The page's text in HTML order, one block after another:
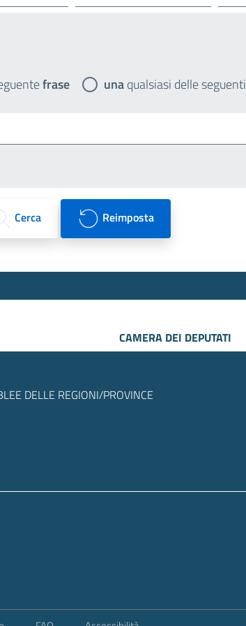
frase unaqualsiasi delle seguenti
Cerca Reimposta
CAMERA DEI DEPUTATI
DELLE REGIONI/PROVINCE